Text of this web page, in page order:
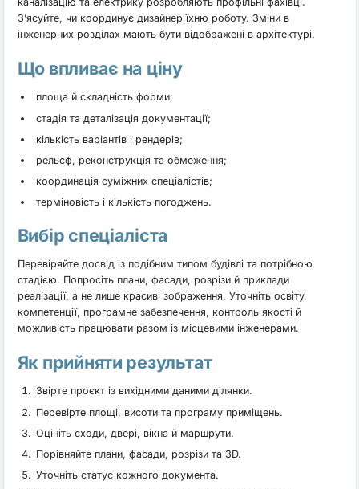
З’ясуйте, чи координує дизайнер їхню роботу. Зміни в
інженерних розділах мають бути відображені в архітектурі.
Що впливає на ціну
площа й складність форми;
стадія та деталізація документації;
кількість варіантів і рендерів;
рельєф, реконструкція та обмеження;
координація суміжних спеціалістів;
терміновість і кількість погоджень.
Вибір спеціаліста
Перевіряйте досвід із подібним типом будівлі та потрібною
стадією. Попросіть плани, фасади, розрізи й приклади
реалізації, а не лише красиві зображення. Уточніть освіту,
компетенції, програмне забезпечення, контроль якості й
можливість працювати разом із місцевими інженерами.
Як прийняти результат
Звірте проєкт із вихідними даними ділянки.
Перевірте площі, висоти та програму приміщень.
Оцініть сходи, двері, вікна й маршрути.
Порівняйте плани, фасади, розрізи та 3D.
Уточніть статус кожного документа.